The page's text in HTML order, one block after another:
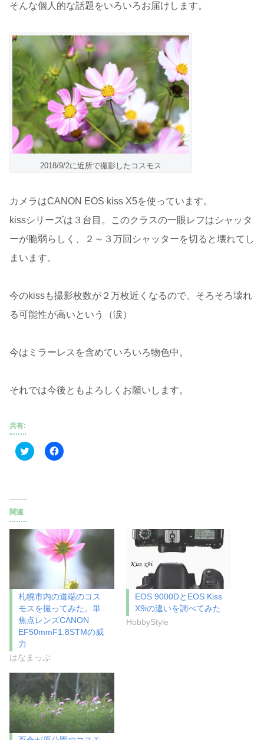
そんな個人的な話題をいろいろお届けします。
2018/9/2に近所で撮影したコスモス
カメラはCANON EOS kiss X5を使っています。
kissシリーズは３台目。このクラスの一眼レフはシャッタ
ーが脆弱らしく、２～３万回シャッターを切ると壊れてし
まいます。
今のkissも撮影枚数が２万枚近くなるので、そろそろ壊れ
る可能性が高いという（涙）
今はミラーレスを含めていろいろ物色中。
それでは今後ともよろしくお願いします。
共有:
ク
リ
e
で
し
い
ウ
ィ
ン
ド
ウ
き
ま
す
F
a
す
る
に
は
ク
リ
ッ
ク
し
て
く
だ
さ
い
ウ
ィ
ド
ウ
で
開
き
ま
関連
札幌市内の道端のコス
モスを撮ってみた。単
焦点レンズCANON
EF50mmF1.8STMの威
力
はなまっぷ
EOS 9000DとEOS Kiss
X9iの違いを調べてみた
HobbyStyle